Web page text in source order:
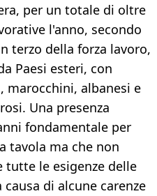
per un totale di oltre
l'anno, secondo
terzo della forza lavoro,
Paesi esteri, con
albanesi e
Una presenza
fondamentale per
tavola ma che non
tutte le esigenze delle
di alcune carenze